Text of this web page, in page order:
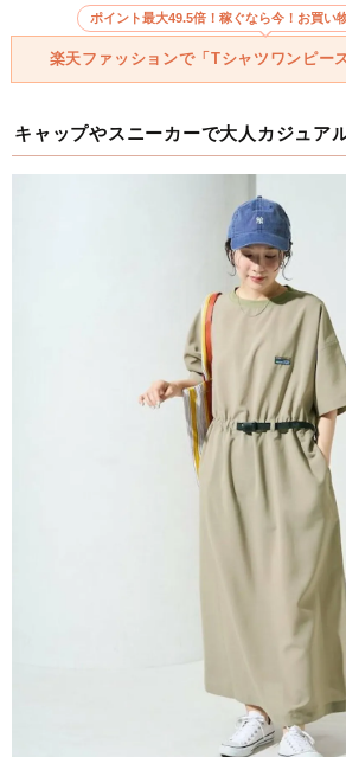
ポイント最大49.5倍！稼ぐなら今！お買い
楽天ファッションで「Tシャツワンピー
キャップやスニーカーで大人カジュア